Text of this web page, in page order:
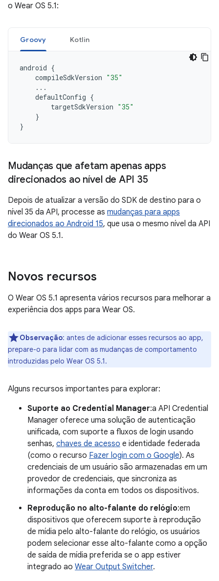
o Wear OS 5.1:
Groovy Kotlin
android {
compileSdkVersion "35"
...
defaultConfig {
targetSdkVersion "35"
}
}
Mudanças que afetam apenas apps
direcionados ao nível de API 35
Depois de atualizar a versão do SDK de destino para o
nível 35 da API, processe as mudanças para apps
direcionados ao Android 15, que usa o mesmo nível da API
do Wear OS 5.1.
Novos recursos
O Wear OS 5.1 apresenta vários recursos para melhorar a
experiência dos apps para Wear OS.
Observação: antes de adicionar esses recursos ao app,
prepare-o para lidar com as mudanças de comportamento
introduzidas pelo Wear OS 5.1.
Alguns recursos importantes para explorar:
Suporte ao Credential Manager:a API Credential
Manager oferece uma solução de autenticação
unificada, com suporte a fluxos de login usando
senhas, chaves de acesso e identidade federada
(como o recurso Fazer login com o Google). As
credenciais de um usuário são armazenadas em um
provedor de credenciais, que sincroniza as
informações da conta em todos os dispositivos.
Reprodução no alto-falante do relógio:em
dispositivos que oferecem suporte à reprodução
de mídia pelo alto-falante do relógio, os usuários
podem selecionar esse alto-falante como a opção
de saída de mídia preferida se o app estiver
integrado ao Wear Output Switcher.